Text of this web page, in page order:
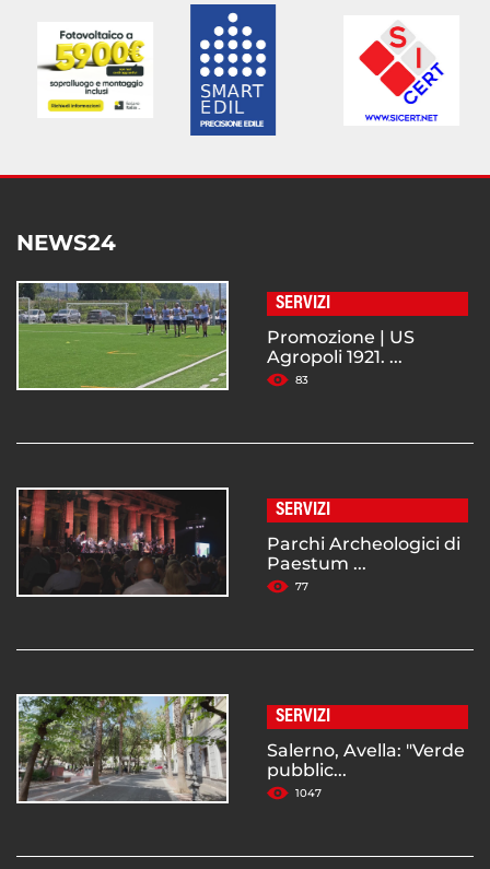
NEWS24
SERVIZI
Promozione | US
Agropoli 1921. ...
83
SERVIZI
Parchi Archeologici di
Paestum ...
77
SERVIZI
Salerno, Avella: "Verde
pubblic...
1047